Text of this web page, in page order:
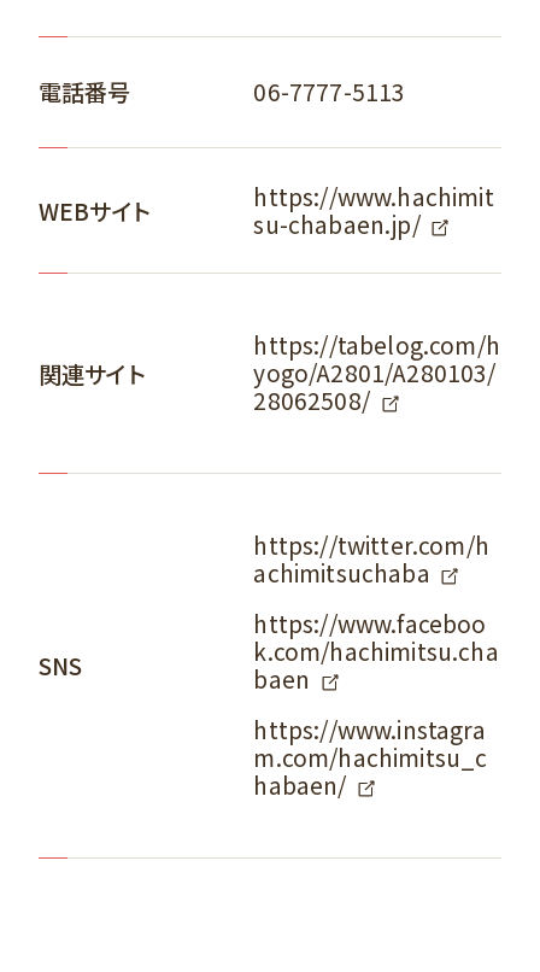
電話番号 06-7777-5113
WEBサイト
https://www.hachimit
su-chabaen.jp/
関連サイト
https://tabelog.com/h
yogo/A2801/A280103/
28062508/
SNS
https://twitter.com/h
achimitsuchaba
https://www.faceboo
k.com/hachimitsu.cha
baen
https://www.instagra
m.com/hachimitsu_c
habaen/